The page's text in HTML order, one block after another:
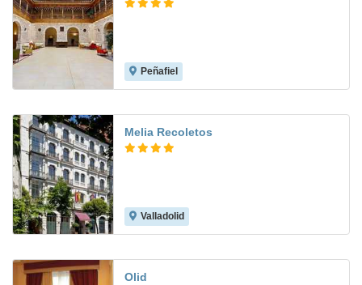
Peñafiel
Melia Recoletos
Valladolid
Olid